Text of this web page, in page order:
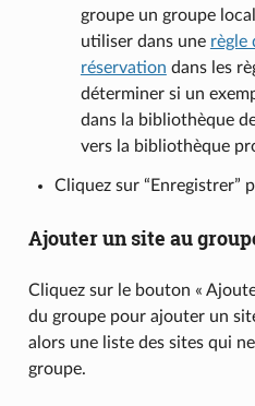
groupe un groupe
utiliser dans une règle
réservation dans les
déterminer si un
dans la bibliothèque
vers la bibliothèque
Cliquez sur “Enregistrer”
Ajouter un site au
Cliquez sur le bouton «
du groupe pour ajouter un
alors une liste des sites qui
groupe.